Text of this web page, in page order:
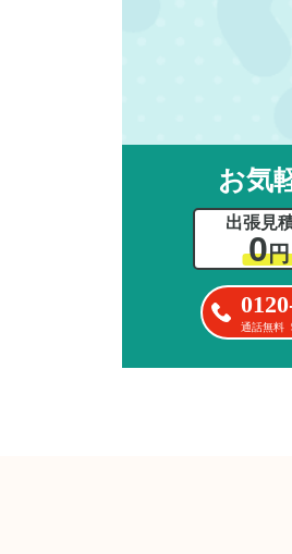
を確認しながら
き、安心感を持
せできました。
了後には部屋
ただき、まるで
な清潔感に感動
お気
出張見
0円
通話無料